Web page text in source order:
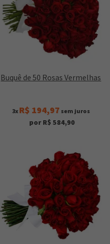
Buquê de 50 Rosas Vermelhas
3x R$ 194,97 sem juros
por R$ 584,90